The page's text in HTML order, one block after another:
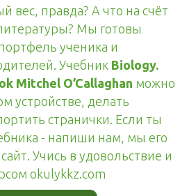
вес, правда? А что на счёт
Мы готовы
ученика и
Учебник Biology.
Mitchel O’Callaghan можно
устройстве, делать
странички. Если ты
- напиши нам, мы его
Учись в удовольствие и
okulykkz.com